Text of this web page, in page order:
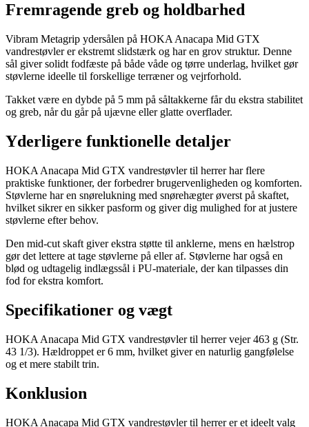
Fremragende greb og holdbarhed
Vibram Metagrip ydersålen på HOKA Anacapa Mid GTX
vandrestøvler er ekstremt slidstærk og har en grov struktur. Denne
sål giver solidt fodfæste på både våde og tørre underlag, hvilket gør
støvlerne ideelle til forskellige terræner og vejrforhold.
Takket være en dybde på 5 mm på såltakkerne får du ekstra stabilitet
og greb, når du går på ujævne eller glatte overflader.
Yderligere funktionelle detaljer
HOKA Anacapa Mid GTX vandrestøvler til herrer har flere
praktiske funktioner, der forbedrer brugervenligheden og komforten.
Støvlerne har en snørelukning med snørehægter øverst på skaftet,
hvilket sikrer en sikker pasform og giver dig mulighed for at justere
støvlerne efter behov.
Den mid-cut skaft giver ekstra støtte til anklerne, mens en hælstrop
gør det lettere at tage støvlerne på eller af. Støvlerne har også en
blød og udtagelig indlægssål i PU-materiale, der kan tilpasses din
fod for ekstra komfort.
Specifikationer og vægt
HOKA Anacapa Mid GTX vandrestøvler til herrer vejer 463 g (Str.
43 1/3). Hældroppet er 6 mm, hvilket giver en naturlig gangfølelse
og et mere stabilt trin.
Konklusion
HOKA Anacapa Mid GTX vandrestøvler til herrer er et ideelt valg